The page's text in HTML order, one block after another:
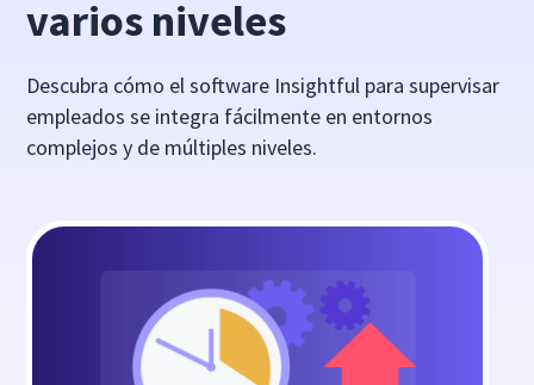
varios niveles
Descubra cómo el software Insightful para supervisar
empleados se integra fácilmente en entornos
complejos y de múltiples niveles.